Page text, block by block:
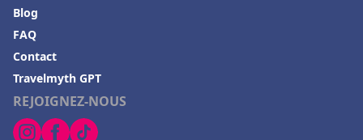
REJOIGNEZ-NOUS
Blog
FAQ
Contact
Travelmyth GPT